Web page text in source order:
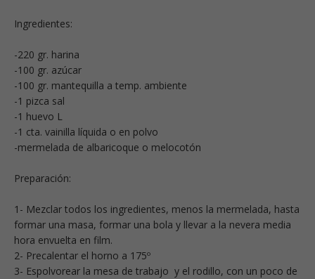
Ingredientes:
-220 gr. harina
-100 gr. azúcar
-100 gr. mantequilla a temp. ambiente
-1 pizca sal
-1 huevo L
-1 cta. vainilla líquida o en polvo
-mermelada de albaricoque o melocotón
Preparación:
1- Mezclar todos los ingredientes, menos la mermelada, hasta
formar una masa, formar una bola y llevar a la nevera media
hora envuelta en film.
2- Precalentar el horno a 175º
3- Espolvorear la mesa de trabajo y el rodillo, con un poco de